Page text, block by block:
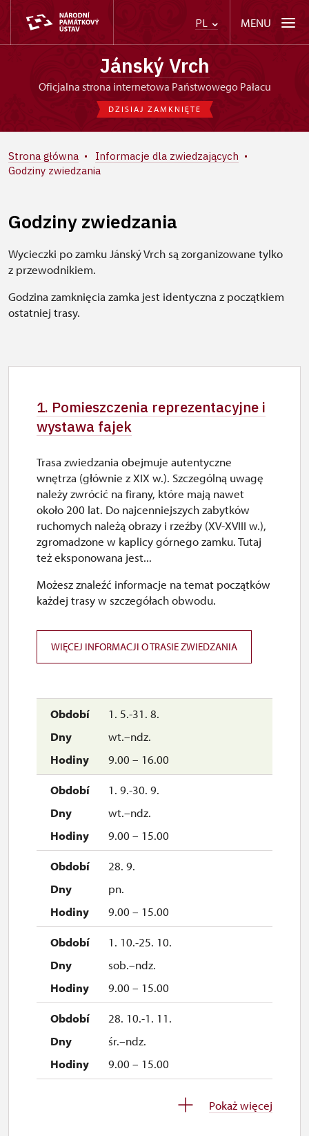
PL MENU
Jánský Vrch
Oficjalna strona internetowa Państwowego Pałacu
DZISIAJ ZAMKNIĘTE
Strona główna
Informacje dla zwiedzających
Godziny zwiedzania
Godziny zwiedzania
Wycieczki po zamku Jánský Vrch są zorganizowane tylko
z przewodnikiem.
Godzina zamknięcia zamka jest identyczna z początkiem
ostatniej trasy.
1. Pomieszczenia reprezentacyjne i
wystawa fajek
1. 5.-31. 8.
wt.–ndz.
9.00 – 16.00
1. 9.-30. 9.
wt.–ndz.
9.00 – 15.00
28. 9.
pn.
9.00 – 15.00
1. 10.-25. 10.
sob.–ndz.
9.00 – 15.00
28. 10.-1. 11.
śr.–ndz.
9.00 – 15.00
Pokaż więcej
Trasa zwiedzania obejmuje autentyczne
wnętrza (głównie z XIX w.). Szczególną uwagę
należy zwrócić na firany, które mają nawet
około 200 lat. Do najcenniejszych zabytków
ruchomych należą obrazy i rzeźby (XV-XVIII w.),
zgromadzone w kaplicy górnego zamku. Tutaj
też eksponowana jest...
Możesz znaleźć informacje na temat początków
każdej trasy w szczegółach obwodu.
WIĘCEJ INFORMACJI O TRASIE ZWIEDZANIA